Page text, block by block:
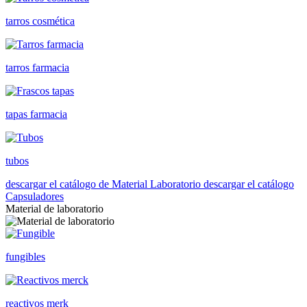
tarros cosmética
tarros farmacia
tapas farmacia
tubos
descargar el catálogo de Material Laboratorio descargar el catálogo
Capsuladores
Material de laboratorio
fungibles
reactivos merk